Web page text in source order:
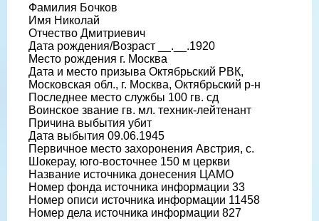
Фамилия Бочков
Имя Николай
Отчество Дмитриевич
Дата рождения/Возраст __.__.1920
Место рождения г. Москва
Дата и место призыва Октябрьский РВК,
Московская обл., г. Москва, Октябрьский р-н
Последнее место службы 100 гв. сд
Воинское звание гв. мл. техник-лейтенант
Причина выбытия убит
Дата выбытия 09.06.1945
Первичное место захоронения Австрия, с.
Шокерау, юго-восточнее 150 м церкви
Название источника донесения ЦАМО
Номер фонда источника информации 33
Номер описи источника информации 11458
Номер дела источника информации 827